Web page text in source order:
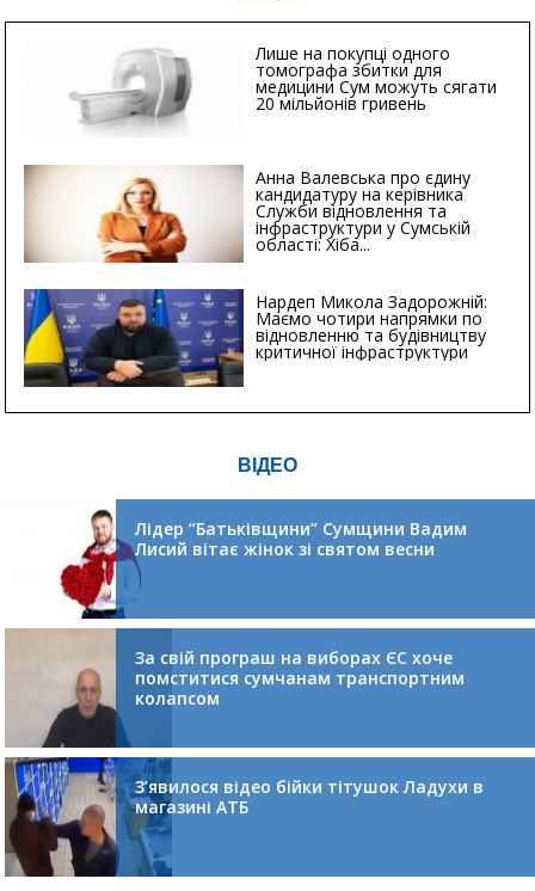
Лише на покупці одного
томографа збитки для
медицини Сум можуть сягати
20 мільйонів гривень
Анна Валевська про єдину
кандидатуру на керівника
Служби відновлення та
інфраструктури у Сумській
області: Хіба...
Нардеп Микола Задорожній:
Маємо чотири напрямки по
відновленню та будівництву
критичної інфраструктури
ВІДЕО
Лідер “Батьківщини” Сумщини Вадим
Лисий вітає жінок зі святом весни
За свій програш на виборах ЄС хоче
помститися сумчанам транспортним
колапсом
З’явилося відео бійки тітушок Ладухи в
магазині АТБ